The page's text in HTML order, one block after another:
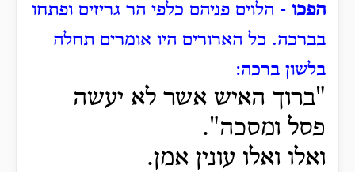
הפכו - הלוים פניהם כלפי הר גריזים ופתחו
בברכה. כל הארורים היו אומרים תחלה
בלשון ברכה:
"ברוך האיש אשר לא יעשה
פסל ומסכה".
ואלו ואלו עונין אמן.